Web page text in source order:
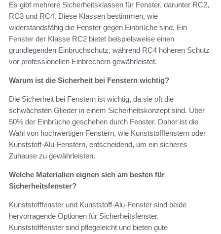
Es gibt mehrere Sicherheitsklassen für Fenster, darunter RC2,
RC3 und RC4. Diese Klassen bestimmen, wie
widerstandsfähig die Fenster gegen Einbrüche sind. Ein
Fenster der Klasse RC2 bietet beispielsweise einen
grundlegenden Einbruchschutz, während RC4 höheren Schutz
vor professionellen Einbrechern gewährleistet.
Warum ist die Sicherheit bei Fenstern wichtig?
Die Sicherheit bei Fenstern ist wichtig, da sie oft die
schwächsten Glieder in einem Sicherheitskonzept sind. Über
50% der Einbrüche geschehen durch Fenster. Daher ist die
Wahl von hochwertigen Fenstern, wie Kunststofffenstern oder
Kunststoff-Alu-Fenstern, entscheidend, um ein sicheres
Zuhause zu gewährleisten.
Welche Materialien eignen sich am besten für
Sicherheitsfenster?
Kunststofffenster und Kunststoff-Alu-Fenster sind beide
hervorragende Optionen für Sicherheitsfenster.
Kunststofffenster sind pflegeleicht und bieten gute